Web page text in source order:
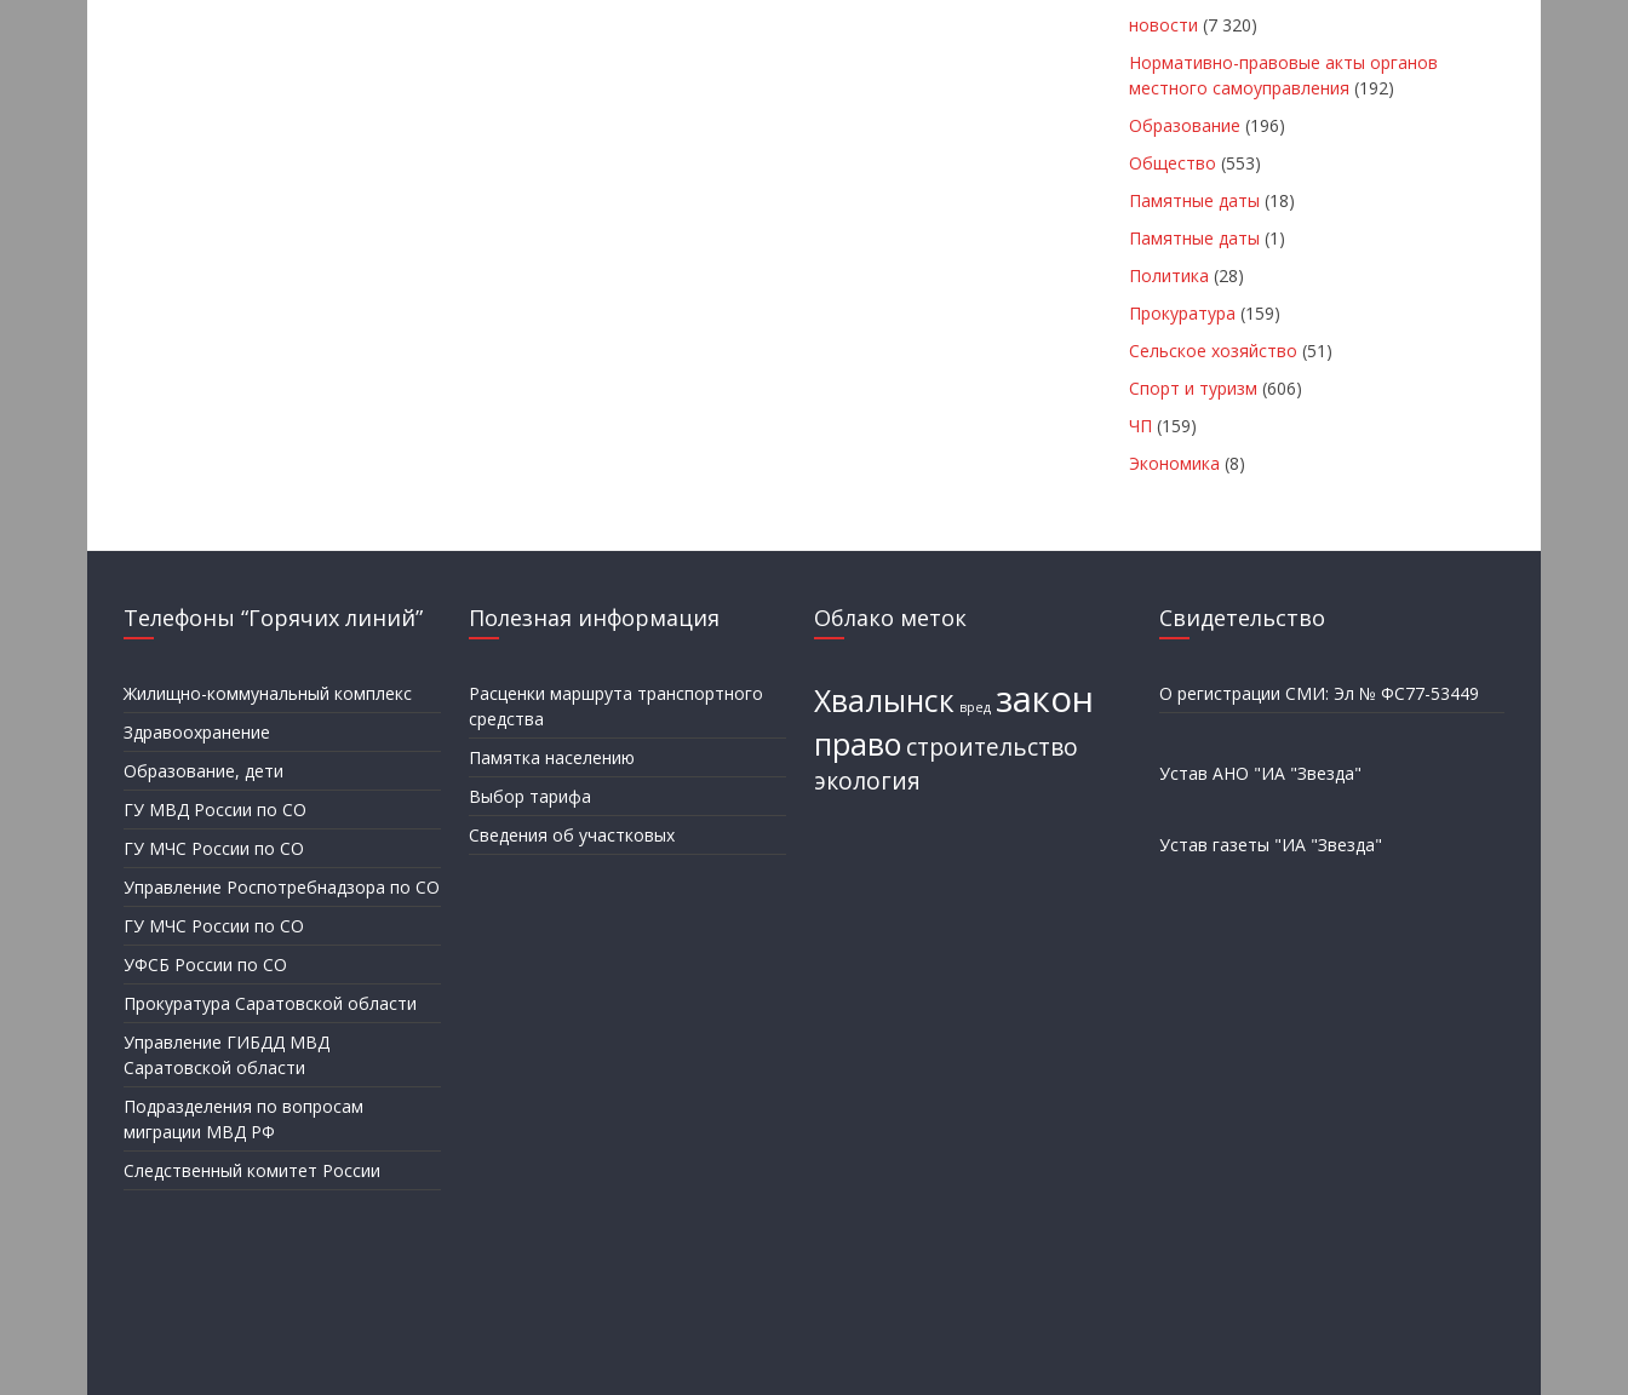
новости (7 320)
Нормативно-правовые акты органов
местного самоуправления (192)
Образование (196)
Общество (553)
Памятные даты (18)
Памятные даты (1)
Политика (28)
Прокуратура (159)
Сельское хозяйство (51)
Спорт и туризм (606)
ЧП (159)
Экономика (8)
Телефоны “Горячих линий”
Жилищно-коммунальный комплекс
Здравоохранение
Образование, дети
ГУ МВД России по СО
ГУ МЧС России по СО
Управление Роспотребнадзора по СО
ГУ МЧС России по СО
УФСБ России по СО
Прокуратура Саратовской области
Управление ГИБДД МВД
Саратовской области
Подразделения по вопросам
миграции МВД РФ
Следственный комитет России
Полезная информация
Расценки маршрута транспортного
средства
Памятка населению
Выбор тарифа
Сведения об участковых
Облако меток
Хвалынск вред закон
право строительство
экология
Свидетельство
О регистрации СМИ: Эл № ФС77-53449
Устав АНО "ИА "Звезда"
Устав газеты "ИА "Звезда"